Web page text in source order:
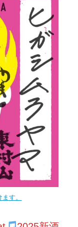
す。